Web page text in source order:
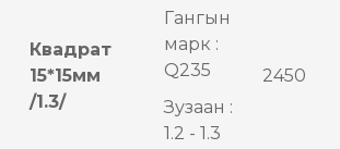
Квадрат
15*15мм
/1.3/
Гангын
марк :
Q235
Зузаан :
1.2 - 1.3
2450